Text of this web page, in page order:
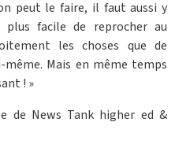
peut le faire, il faut aussi y
facile de reprocher au
les choses que de
Mais en même temps
! »
de News Tank higher ed &